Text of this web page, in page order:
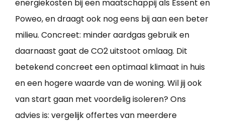
energiekosten bij een maatschappij als Essent en
Poweo, en draagt ook nog eens bij aan een beter
milieu. Concreet: minder aardgas gebruik en
daarnaast gaat de CO2 uitstoot omlaag. Dit
betekend concreet een optimaal klimaat in huis
en een hogere waarde van de woning. Wil jij ook
van start gaan met voordelig isoleren? Ons
advies is: vergelijk offertes van meerdere